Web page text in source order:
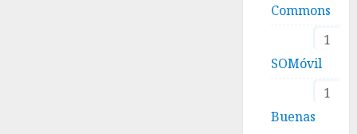
Commons
1
SOMóvil
1
Buenas